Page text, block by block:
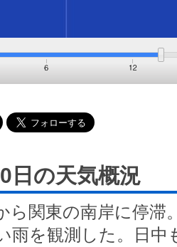
日の天気概況
ら関東の南岸に停滞
雨を観測した。日中